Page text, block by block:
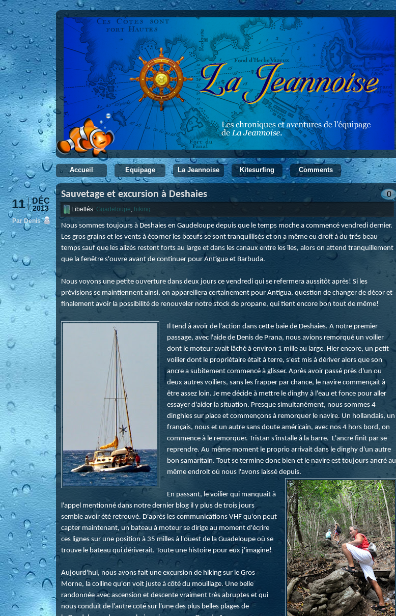
Accueil Equipage La Jeannoise Kitesurfing Comments
DÉC
2013
11
Par Denis
0
Sauvetage et excursion à Deshaies
Libellés: Guadeloupe, hiking
Nous sommes toujours à Deshaies en Gaudeloupe depuis que le temps moche a commencé vendredi dernier.
Les gros grains et les vents à écorner les bœufs se sont tranquillisés et on a même eu droit à du très beau
temps sauf que les alizés restent forts au large et dans les canaux entre les îles, alors on attend tranquillement
que la fenêtre s'ouvre avant de continuer pour Antigua et Barbuda.
Nous voyons une petite ouverture dans deux jours ce vendredi qui se refermera aussitôt après! Si les
prévisions se maintiennent ainsi, on appareillera certainement pour Antigua, question de changer de décor et
finalement avoir la possibilité de renouveler notre stock de propane, qui tient encore bon tout de même!
Il tend à avoir de l'action dans cette baie de Deshaies. A notre premier
passage, avec l'aide de Denis de Prana, nous avions remorqué un voilier
dont le moteur avait lâché à environ 1 mille au large. Hier encore, un petit
voilier dont le propriétaire était à terre, s'est mis à dériver alors que son
ancre a subitement commencé à glisser. Après avoir passé près d'un ou
deux autres voiliers, sans les frapper par chance, le navire commençait à
être assez loin. Je me décide à mettre le dinghy à l'eau et fonce pour aller
essayer d'aider la situation. Presque simultanément, nous sommes 4
dinghies sur place et commençons à remorquer le navire. Un hollandais, un
français, nous et un autre sans doute américain, avec nos 4 hors bord, on
commence à le remorquer. Tristan s'installe à la barre. L'ancre finit par se
reprendre. Au même moment le proprio arrivait dans le dinghy d'un autre
bon samaritain. Tout se termine donc bien et le navire est toujours ancré au
même endroit où nous l'avons laissé depuis.
En passant, le voilier qui manquait à
l'appel mentionné dans notre dernier blog il y plus de trois jours
semble avoir été retrouvé. D'après les communications VHF qu'on peut
capter maintenant, un bateau à moteur se dirige au moment d'écrire
ces lignes sur une position à 35 milles à l'ouest de la Guadeloupe où se
trouve le bateau qui dériverait. Toute une histoire pour eux j'imagine!
Aujourd'hui, nous avons fait une excursion de hiking sur le Gros
Morne, la colline qu'on voit juste à côté du mouillage. Une belle
randonnée avec ascension et descente vraiment très abruptes et qui
nous conduit de l'autre coté sur l'une des plus belles plages de